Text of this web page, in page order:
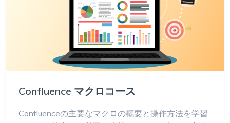
Confluence マクロコース
Confluenceの主要なマクロの概要と操作方法を学習